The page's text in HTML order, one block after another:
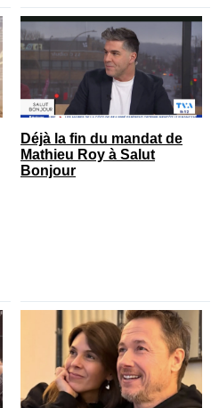
Déjà la fin du mandat de
Mathieu Roy à Salut
Bonjour